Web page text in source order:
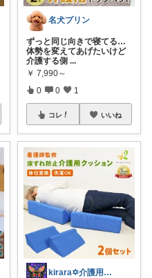
名犬プリン
ずっと同じ向きで寝てる…
体勢を変えてあげたいけど
介護する側 ...
￥ 7,990～
0 0 1
コレ いいね
kirara✡介護用品🌈